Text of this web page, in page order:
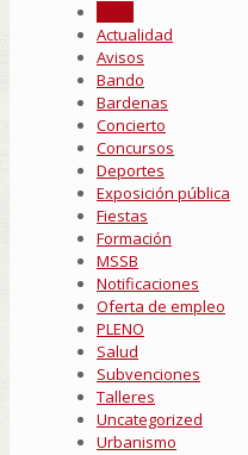
Actualidad
Avisos
Bando
Bardenas
Concierto
Concursos
Deportes
Exposición pública
Fiestas
Formación
MSSB
Notificaciones
Oferta de empleo
PLENO
Salud
Subvenciones
Talleres
Uncategorized
Urbanismo